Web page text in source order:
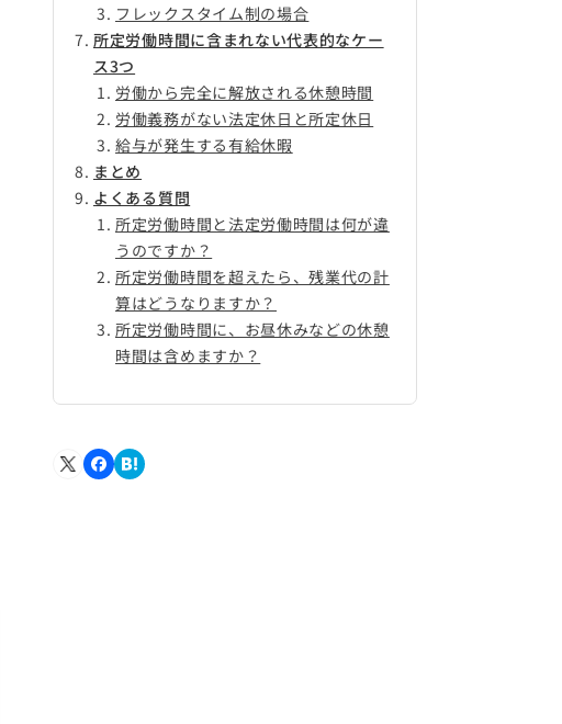
フレックスタイム制の場合
所定労働時間に含まれない代表的なケー
ス3つ
労働から完全に解放される休憩時間
労働義務がない法定休日と所定休日
給与が発生する有給休暇
まとめ
よくある質問
所定労働時間と法定労働時間は何が違
うのですか？
所定労働時間を超えたら、残業代の計
算はどうなりますか？
所定労働時間に、お昼休みなどの休憩
時間は含めますか？